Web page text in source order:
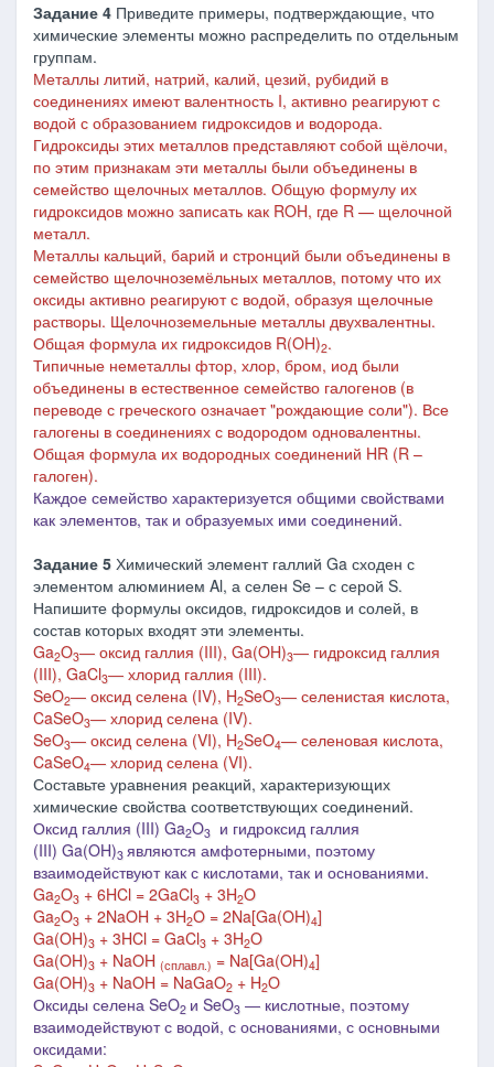
Задание 4 Приведите примеры, подтверждающие, что
химические элементы можно распределить по отдельным
группам.
Металлы литий, натрий, калий, цезий, рубидий в
соединениях имеют валентность I, активно реагируют с
водой с образованием гидроксидов и водорода.
Гидроксиды этих металлов представляют собой щёлочи,
по этим признакам эти металлы были объединены в
семейство щелочных металлов. Общую формулу их
гидроксидов можно записать как ROH, где R — щелочной
металл.
Металлы кальций, барий и стронций были объединены в
семейство щелочноземёльных металлов, потому что их
оксиды активно реагируют с водой, образуя щелочные
растворы. Щелочноземельные металлы двухвалентны.
Общая формула их гидроксидов R(OH)2.
Типичные неметаллы фтор, хлор, бром, иод были
объединены в естественное семейство галогенов (в
переводе с греческого означает "рождающие соли"). Все
галогены в соединениях с водородом одновалентны.
Общая формула их водородных соединений HR (R –
галоген).
Каждое семейство характеризуется общими свойствами
как элементов, так и образуемых ими соединений.
Задание 5 Химический элемент галлий Ga сходен с
элементом алюминием Al, а селен Se – с серой S.
Напишите формулы оксидов, гидроксидов и солей, в
состав которых входят эти элементы.
Ga2O3― оксид галлия (III), Ga(OH)3― гидроксид галлия
(III), GaCl3― хлорид галлия (III).
SeO2― оксид селена (IV), H2SeO3― селенистая кислота,
CaSeO3― хлорид селена (IV).
SeO3― оксид селена (VI), H2SeO4― селеновая кислота,
CaSeO4― хлорид селена (VI).
Составьте уравнения реакций, характеризующих
химические свойства соответствующих соединений.
Оксид галлия (III) Ga2O3 и гидроксид галлия
(III) Ga(OH)3 являются амфотерными, поэтому
взаимодействуют как с кислотами, так и основаниями.
Ga2O3 + 6HCl = 2GaCl3 + 3H2O
Ga2O3 + 2NaOH + 3H2O = 2Na[Ga(OH)4]
Ga(OH)3 + 3HCl = GaCl3 + 3H2O
Ga(OH)3 + NaOH (сплавл.) = Na[Ga(OH)4]
Ga(OH)3 + NaOH = NaGaO2 + H2O
Оксиды селена SeO2 и SeO3 ― кислотные, поэтому
взаимодействуют с водой, с основаниями, с основными
оксидами: